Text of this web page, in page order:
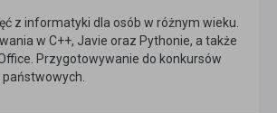
z informatyki dla osób w różnym wieku.
w C++, Javie oraz Pythonie, a także
Przygotowywanie do konkursów